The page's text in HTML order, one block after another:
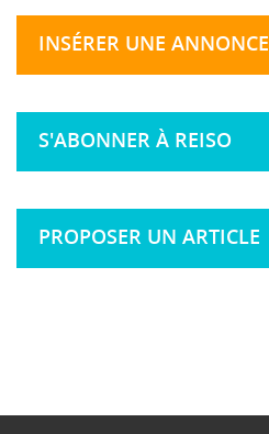
INSÉRER UNE ANNONCE
S'ABONNER À REISO
PROPOSER UN ARTICLE